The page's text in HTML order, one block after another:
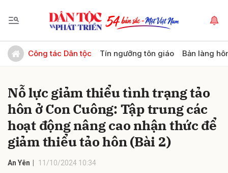
Công tác Dân tộc Tín ngưỡng tôn giáo Bản làng
Nỗ lực giảm thiểu tình trạng tảo
hôn ở Con Cuông: Tập trung các
hoạt động nâng cao nhận thức để
giảm thiểu tảo hôn (Bài 2)
An Yên 11/10/2024 10:34
Gửi bình luận